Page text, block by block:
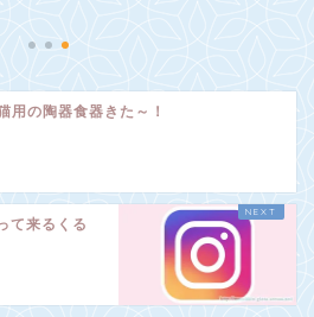
2021-
用の陶器食器きた～！
て来るくる